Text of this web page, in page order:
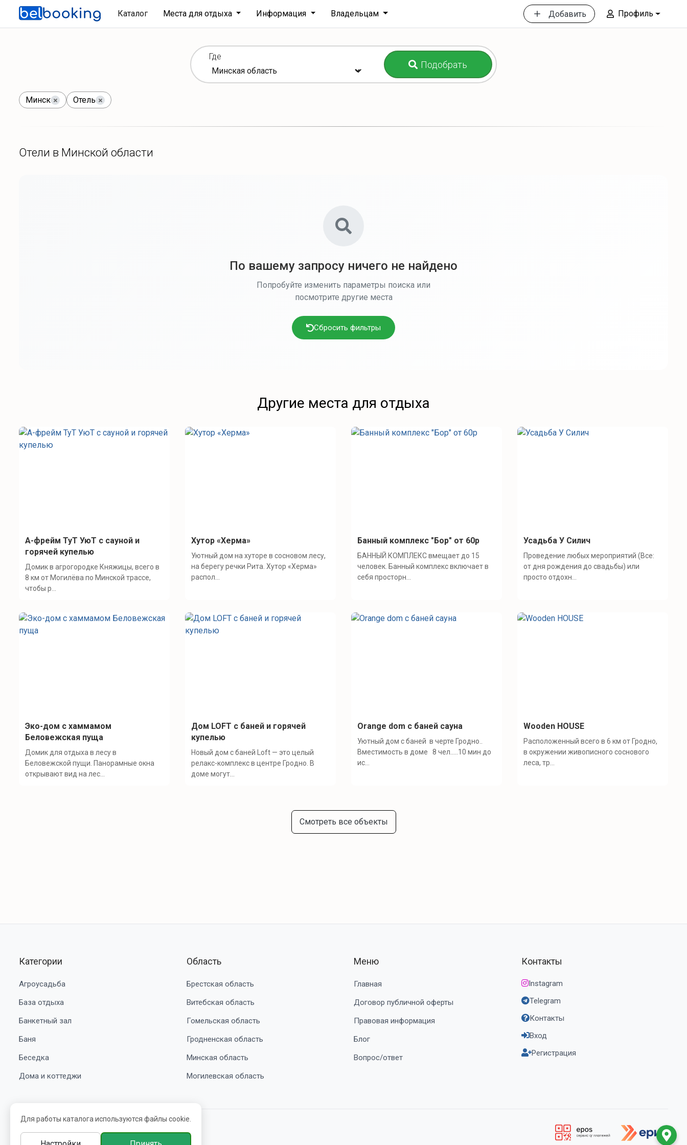
Каталог Места для отдыха Информация Владельцам Добавить Профиль
Где
Подобрать
Минск Отель
Отели в Минской области
По вашему запросу ничего не найдено
Попробуйте изменить параметры поиска или
посмотрите другие места
Сбросить фильтры
Другие места для отдыха
А-фрейм ТуТ УюТ с сауной и
горячей купелью
Домик в агрогородке Княжицы, всего в
8 км от Могилёва по Минской трассе,
чтобы р...
Хутор «Херма»
Уютный дом на хуторе в сосновом лесу,
на берегу речки Рита. Хутор «Херма»
распол...
Банный комплекс "Бор" от 60р
БАННЫЙ КОМПЛЕКС вмещает до 15
человек. Банный комплекс включает в
себя просторн...
Усадьба У Силич
Проведение любых мероприятий (Все:
от дня рождения до свадьбы) или
просто отдохн...
Эко-дом с хаммамом
Беловежская пуща
Домик для отдыха в лесу в
Беловежской пущи. Панорамные окна
открывают вид на лес...
Дом LOFT c баней и горячей
купелью
Новый дом с баней Loft — это целый
релакс-комплекс в центре Гродно. В
доме могут...
Orange dom с баней сауна
Уютный дом с баней в черте Гродно..
Вместимость в доме 8 чел.....10 мин до
ис...
Wooden HOUSE
Расположенный всего в 6 км от Гродно,
в окружении живописного соснового
леса, тр...
Смотреть все объекты
Категории
Агроусадьба
База отдыха
Банкетный зал
Баня
Беседка
Дома и коттеджи
Область
Брестская область
Витебская область
Гомельская область
Гродненская область
Минская область
Могилевская область
Меню
Главная
Договор публичной оферты
Правовая информация
Блог
Вопрос/ответ
Контакты
Instagram
Telegram
Контакты
Вход
Регистрация
© 2016-2026 belbooking.by. УНП ВЕ5239705
Для работы каталога используются файлы cookie.